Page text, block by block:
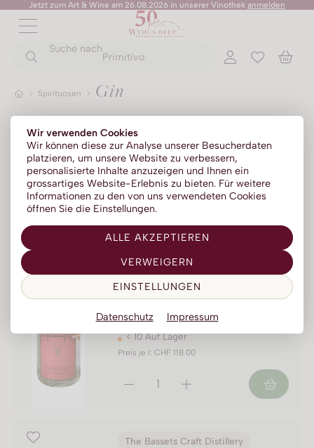
Wir verwenden Cookies
Wir können diese zur Analyse unserer Besucherdaten
platzieren, um unsere Website zu verbessern,
personalisierte Inhalte anzuzeigen und Ihnen ein
grossartiges Website-Erlebnis zu bieten. Für weitere
Informationen zu den von uns verwendeten Cookies
öffnen Sie die Einstellungen.
ALLE AKZEPTIEREN
VERWEIGERN
EINSTELLUNGEN
Datenschutz Impressum
Jetzt zum Art & Wine am 26.08.2026 in unserer Vinothek anmelden
Suche nach
Primitivo
Spirituosen Gin
FILTER
76
Ergebnisse
The Bassets Craft Distillery
CHF 59.00
< 10 Auf Lager
Preis je l: CHF 118.00
The Bassets Craft Distillery
ZURÜCK
Rotweine
Weissweine
Roséweine
Dessertweine
Fine Wines
Südweine
ZURÜCK
Champagner
Prosecco
Franciacorta
Sparkling
Méthode traditionelle
ZURÜCK
No Alc - Sparkling
No Alc - Stillwein
No Alc - Aperitif
No Alc - RTD Mixgetränke
Low Alc - Sparkling
Low Alc - Stillwein
ZURÜCK
Sommer-Sale
ZURÜCK
Senza Parole
Kylie Minogue Wines
Elton John Zero
AZZERIO
Tosone
Mavrio
Silentium